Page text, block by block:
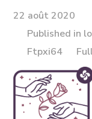
22 août 2020
Published in
Ftpxi64